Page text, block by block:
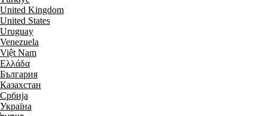
United Kingdom
United States
Uruguay
Venezuela
Việt Nam
Ελλάδα
България
Казахстан
Србија
Україна